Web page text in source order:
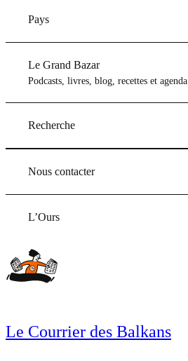
Pays
Le Grand Bazar
Podcasts, livres, blog, recettes et agenda
Recherche
Nous contacter
L’Ours
Le Courrier des Balkans